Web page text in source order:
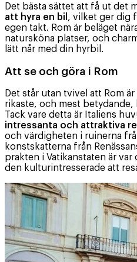
Det bästa sättet att få ut det
att hyra en bil , vilket ger dig
egen takt. Rom är beläget
natursköna platser, och
lätt når med din hyrbil.
Att se och göra i Rom
Det står utan tvivel att Rom
rikaste, och mest
Tack vare detta är Italiens
intressanta och attraktiva
och värdigheten i ruinerna
konstskatterna från
prakten i Vatikanstaten är
den kulturintresserade att